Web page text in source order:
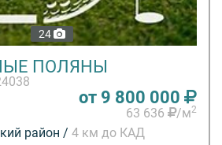
24
ПОЛЯНЫ
от 9 800 000
63 636 /м2
район / 4 км до КАД